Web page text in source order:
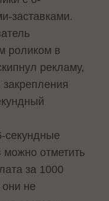
заставками.
роликом в
рекламу,
секундные
отметить
за 1000
они не